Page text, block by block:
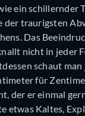
ein schillernder
der traurigsten
Das
nicht in jeder
schaut
für
der er einmal
etwas Kaltes,